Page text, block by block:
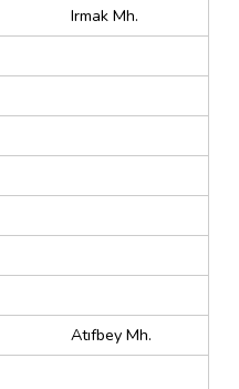
Irmak Mh.
Atıfbey Mh.